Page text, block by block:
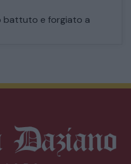
battuto e forgiato a